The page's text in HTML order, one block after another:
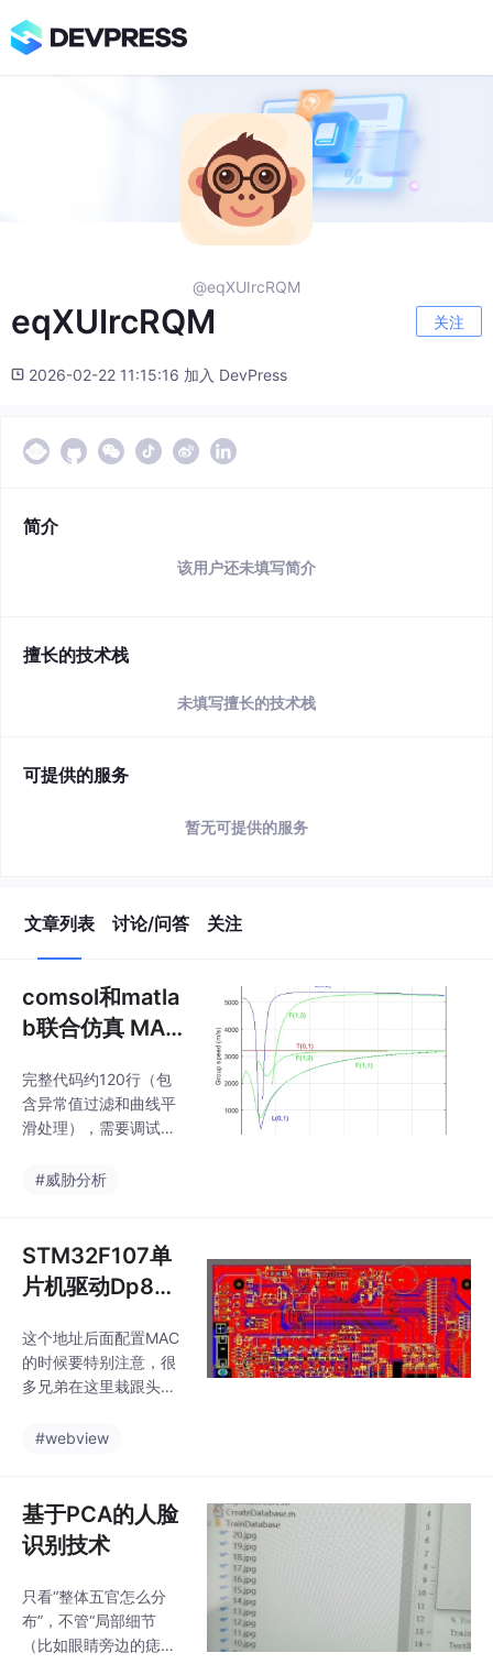
@eqXUIrcRQM
eqXUIrcRQM 关注
2026-02-22 11:15:16 加入 DevPress
简介
该用户还未填写简介
擅长的技术栈
未填写擅长的技术栈
可提供的服务
暂无可提供的服务
文章列表 讨论/问答 关注
comsol和matla
b联合仿真 MAT
mb波频散曲
线。 有限元算la
完整代码约120行（包
含异常值过滤和曲线平
滑处理），需要调试的
入自己的框架。直接进
AB后处理，手把手实现
Lamb波频散曲线绘
制。comsol和matlab联
算lamb波频散曲线。co
msol和matlab联合仿真
MATLAB 编程计算lamb
得到lamb波的频散曲线
#威胁分析
STM32F107单
片机驱动Dp838
序 项目开发用到
了Dp83848这
这个地址后面配置MAC
的时候要特别注意，很
多兄弟在这里栽跟头。
48这一个以太网芯片，
份STM32F107单片机
驱动Dp83848的程序代
码例程，方便大家学习
开发用到了Dp83848这
一个以太网芯片，本人
发现其配置起来比较麻
#webview
基于PCA的人脸
识别技术
只看“整体五官怎么分
布”，不管“局部细节
（比如眼睛旁边的痣、